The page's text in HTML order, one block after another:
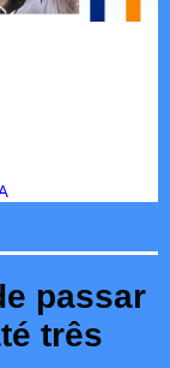
passar
três